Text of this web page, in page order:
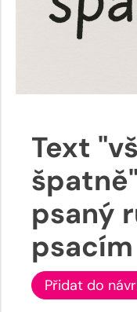
Text
psaný
Přidat do